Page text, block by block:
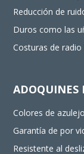
Reducción de
Duros como las
Costuras de radio
ADOQUINES
Colores de
Garantía de por
Resistente al